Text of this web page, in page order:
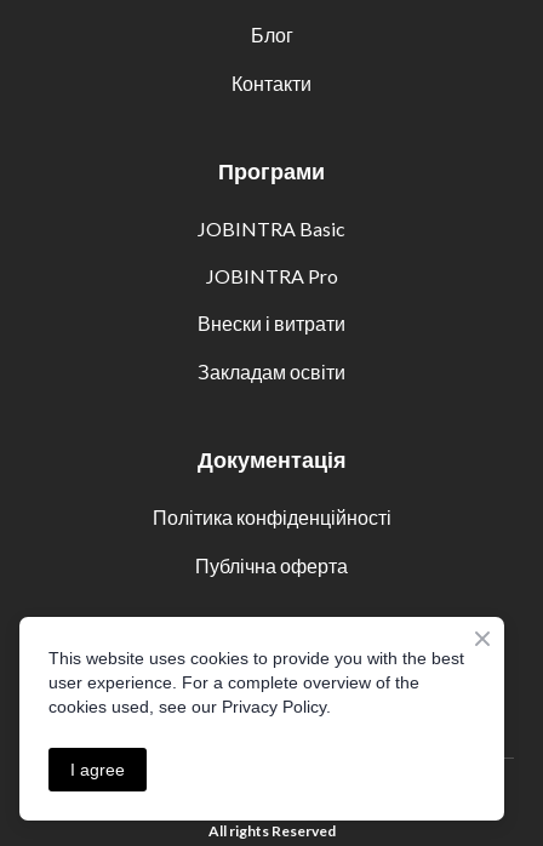
Блог
Контакти
Програми
JOBINTRA Basic
JOBINTRA Pro
Внески і витрати
Закладам освіти
Документація
Політика конфіденційності
Публічна оферта
Соцмережі
© 2016 - 2025 Akademia CDE
All rights Reserved
This website uses cookies to provide you with the best
user experience. For a complete overview of the
cookies used, see our Privacy Policy.
I agree